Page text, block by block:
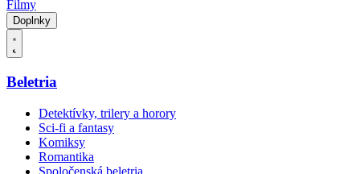
Filmy
Doplnky
Beletria
Detektívky, trilery a horory
Sci-fi a fantasy
Komiksy
Romantika
Spoločenská beletria